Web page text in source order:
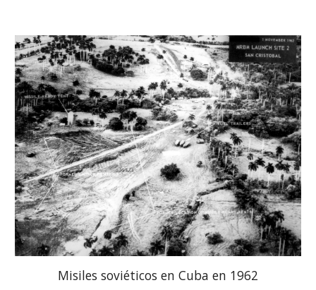
Misiles soviéticos en Cuba en 1962